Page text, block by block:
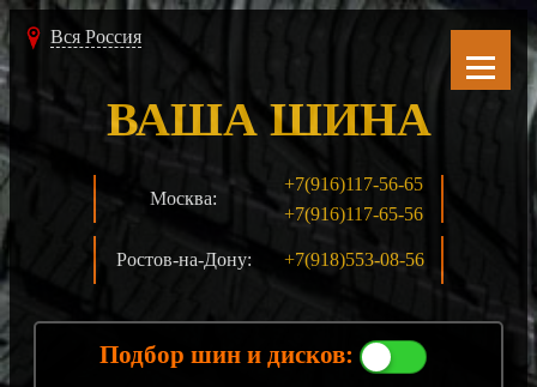
Вся Россия
Москва:
+7(916)117-56-65
+7(916)117-65-56
Ростов-на-Дону: +7(918)553-08-56
ВАША ШИНА
Подбор шин и дисков: